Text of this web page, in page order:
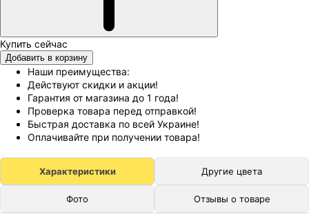
Добавить в корзину
Наши преимущества:
Действуют скидки и акции!
Гарантия от магазина до 1 года!
Проверка товара перед отправкой!
Быстрая доставка по всей Украине!
Оплачивайте при получении товара!
Характеристики Другие цвета
Фото Отзывы о товаре